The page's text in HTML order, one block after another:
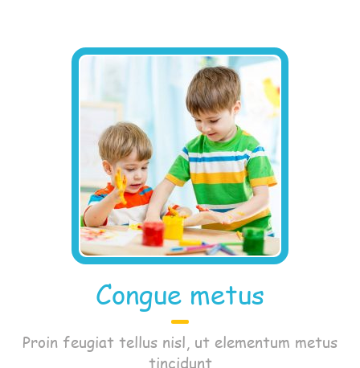
Congue metus
Proin feugiat tellus nisl, ut elementum metus
tincidunt